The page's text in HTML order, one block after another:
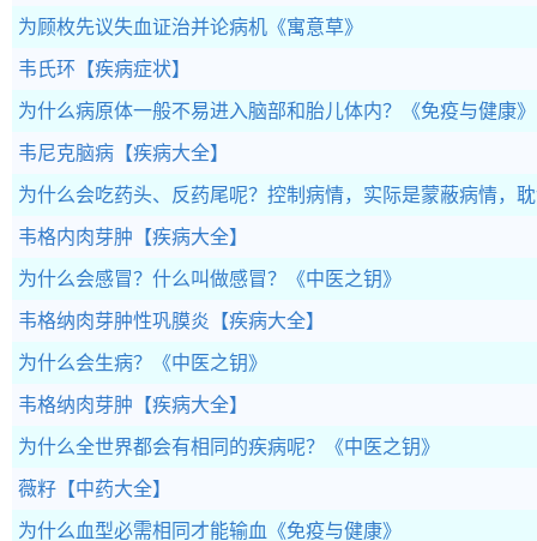
为顾枚先议失血证治并论病机 《寓意草》
韦氏环 【疾病症状】
为什么病原体一般不易进入脑部和胎儿体内？ 《免疫与健康》
韦尼克脑病 【疾病大全】
为什么会吃药头、反药尾呢？控制病情，实际是蒙蔽病情，
韦格内肉芽肿 【疾病大全】
为什么会感冒？什么叫做感冒？ 《中医之钥》
韦格纳肉芽肿性巩膜炎 【疾病大全】
为什么会生病？ 《中医之钥》
韦格纳肉芽肿 【疾病大全】
为什么全世界都会有相同的疾病呢？ 《中医之钥》
薇籽 【中药大全】
为什么血型必需相同才能输血 《免疫与健康》